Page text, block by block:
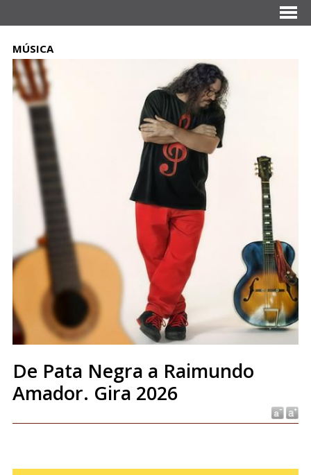
MÚSICA
De Pata Negra a Raimundo
Amador. Gira 2026